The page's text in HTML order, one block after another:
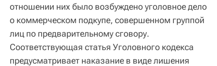
отношении них было возбуждено уголовное дело
о коммерческом подкупе, совершенном группой
лиц по предварительному сговору.
Соответствующая статья Уголовного кодекса
предусматривает наказание в виде лишения